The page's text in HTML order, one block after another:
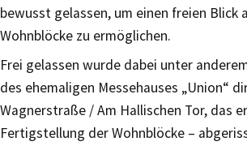
bewusst gelassen, um einen freien Blick
Wohnblöcke zu ermöglichen.
Frei gelassen wurde dabei unter
des ehemaligen Messehauses „Union“
Wagnerstraße / Am Hallischen Tor, das
Fertigstellung der Wohnblöcke –